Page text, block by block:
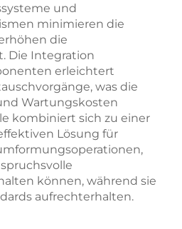
und
minimieren die
die
Die Integration
erleichtert
was die
Wartungskosten
kombiniert sich zu einer
Lösung für
können, während sie
aufrechterhalten.